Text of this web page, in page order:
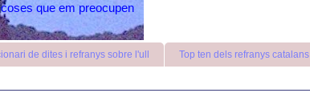
que em preocupen
de dites i refranys sobre l'ull Top ten dels refranys catalans